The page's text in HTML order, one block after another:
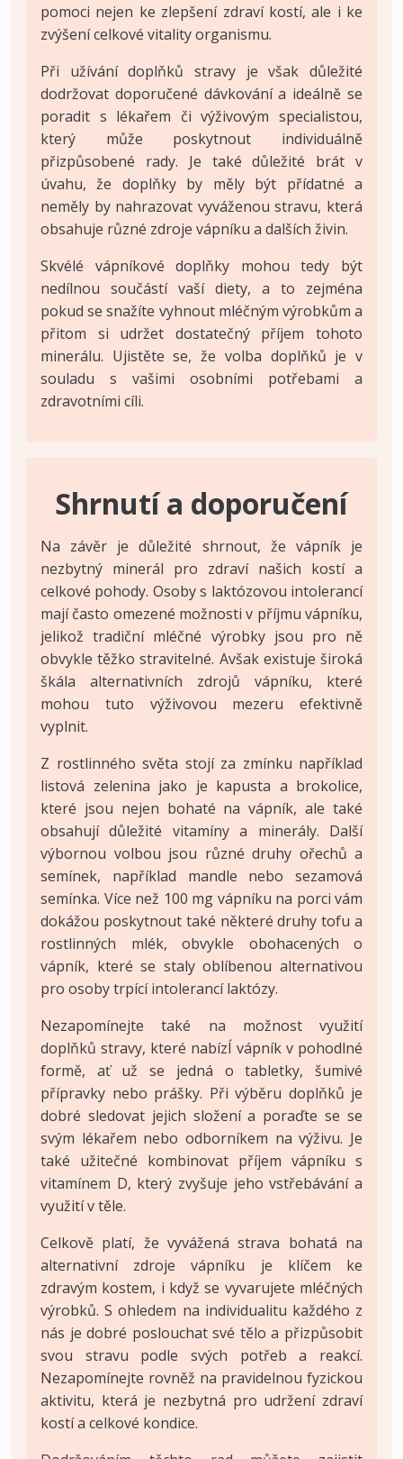
pomoci nejen ke zlepšení zdraví kostí, ale i ke
zvýšení celkové vitality organismu.
Při užívání doplňků stravy je však důležité
dodržovat doporučené dávkování a ideálně se
poradit s lékařem či výživovým specialistou,
který může poskytnout individuálně
přizpůsobené rady. Je také důležité brát v
úvahu, že doplňky by měly být přídatné a
neměly by nahrazovat vyváženou stravu, která
obsahuje různé zdroje vápníku a dalších živin.
Skvélé vápníkové doplňky mohou tedy být
nedílnou součástí vaší diety, a to zejména
pokud se snažíte vyhnout mléčným výrobkům a
přitom si udržet dostatečný příjem tohoto
minerálu. Ujistěte se, že volba doplňků je v
souladu s vašimi osobními potřebami a
zdravotními cíli.
Shrnutí a doporučení
Na závěr je důležité shrnout, že vápník je
nezbytný minerál pro zdraví našich kostí a
celkové pohody. Osoby s laktózovou intolerancí
mají často omezené možnosti v příjmu vápníku,
jelikož tradiční mléčné výrobky jsou pro ně
obvykle těžko stravitelné. Avšak existuje široká
škála alternativních zdrojů vápníku, které
mohou tuto výživovou mezeru efektivně
vyplnit.
Z rostlinného světa stojí za zmínku například
listová zelenina jako je kapusta a brokolice,
které jsou nejen bohaté na vápník, ale také
obsahují důležité vitamíny a minerály. Další
výbornou volbou jsou různé druhy ořechů a
semínek, například mandle nebo sezamová
semínka. Více než 100 mg vápníku na porci vám
dokážou poskytnout také některé druhy tofu a
rostlinných mlék, obvykle obohacených o
vápník, které se staly oblíbenou alternativou
pro osoby trpící intolerancí laktózy.
Nezapomínejte také na možnost využití
doplňků stravy, které nabízÍ vápník v pohodlné
formě, ať už se jedná o tabletky, šumivé
přípravky nebo prášky. Při výběru doplňků je
dobré sledovat jejich složení a poraďte se se
svým lékařem nebo odborníkem na výživu. Je
také užitečné kombinovat příjem vápníku s
vitamínem D, který zvyšuje jeho vstřebávání a
využití v těle.
Celkově platí, že vyvážená strava bohatá na
alternativní zdroje vápníku je klíčem ke
zdravým kostem, i když se vyvarujete mléčných
výrobků. S ohledem na individualitu každého z
nás je dobré poslouchat své tělo a přizpůsobit
svou stravu podle svých potřeb a reakcí.
Nezapomínejte rovněž na pravidelnou fyzickou
aktivitu, která je nezbytná pro udržení zdraví
kostí a celkové kondice.